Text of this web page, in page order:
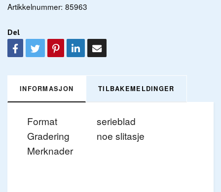
Artikkelnummer: 85963
Del
INFORMASJON TILBAKEMELDINGER
Format
serieblad
Gradering
noe slitasje
Merknader